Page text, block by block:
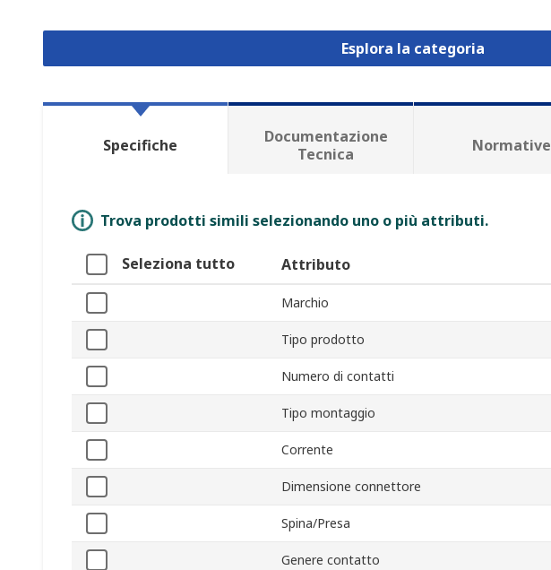
Esplora la categoria
Specifiche
Documentazione
Tecnica
Normative
Trova prodotti simili selezionando uno o più attributi.
Seleziona tutto Attributo
Marchio
Tipo prodotto
Numero di contatti
Tipo montaggio
Corrente
Dimensione connettore
Spina/Presa
Genere contatto